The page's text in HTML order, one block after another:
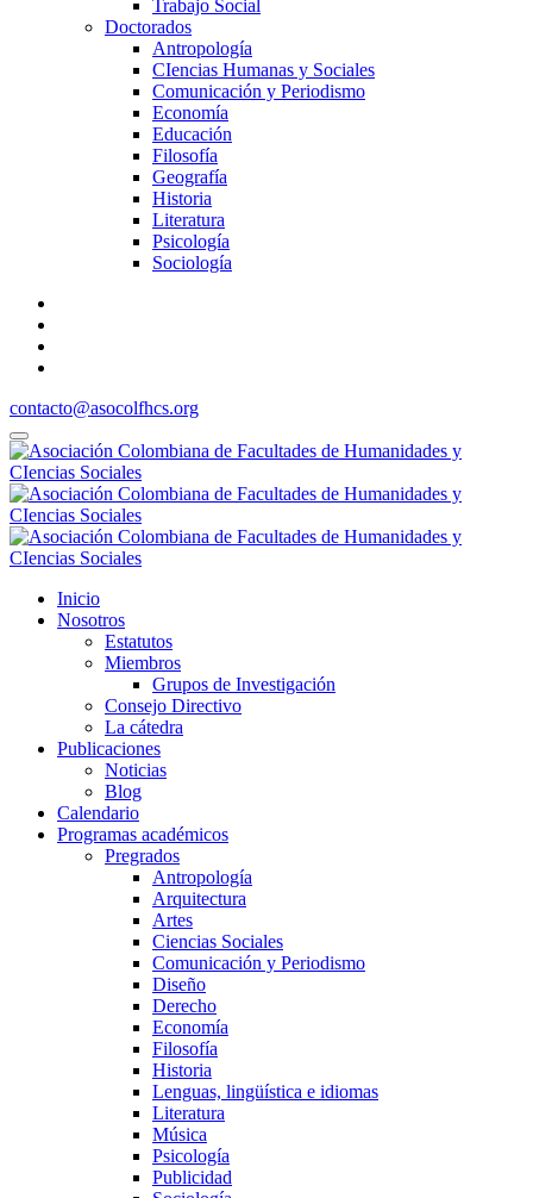
Trabajo Social
Doctorados
Antropología
CIencias Humanas y Sociales
Comunicación y Periodismo
Economía
Educación
Filosofía
Geografía
Historia
Literatura
Psicología
Sociología
contacto@asocolfhcs.org
Inicio
Nosotros
Estatutos
Miembros
Grupos de Investigación
Consejo Directivo
La cátedra
Publicaciones
Noticias
Blog
Calendario
Programas académicos
Pregrados
Antropología
Arquitectura
Artes
Ciencias Sociales
Comunicación y Periodismo
Diseño
Derecho
Economía
Filosofía
Historia
Lenguas, lingüística e idiomas
Literatura
Música
Psicología
Publicidad